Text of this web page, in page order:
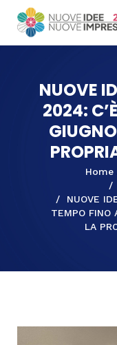
NUOVE
2024:
Home
NUOVE
TEMPO FINO
LA